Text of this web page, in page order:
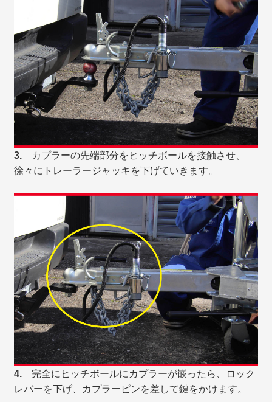
3. カプラーの先端部分をヒッチボールを接触させ、
徐々にトレーラージャッキを下げていきます。
4. 完全にヒッチボールにカプラーが嵌ったら、ロック
レバーを下げ、カプラーピンを差して鍵をかけます。